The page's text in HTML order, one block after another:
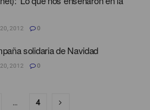
2012 0
solidaria de Navidad
2012 0
… 4